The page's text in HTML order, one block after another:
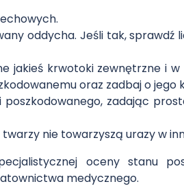
oddycha. Jeśli tak, sprawdź
jakieś krwotoki zewnętrzne i
oraz zadbaj o jego
zadając
nie towarzyszą urazy w
oceny stanu
medycznego.